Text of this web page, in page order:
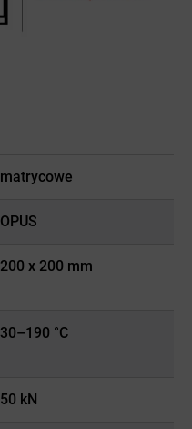
matrycowe
OPUS
200 x 200 mm
30–190 °C
50 kN